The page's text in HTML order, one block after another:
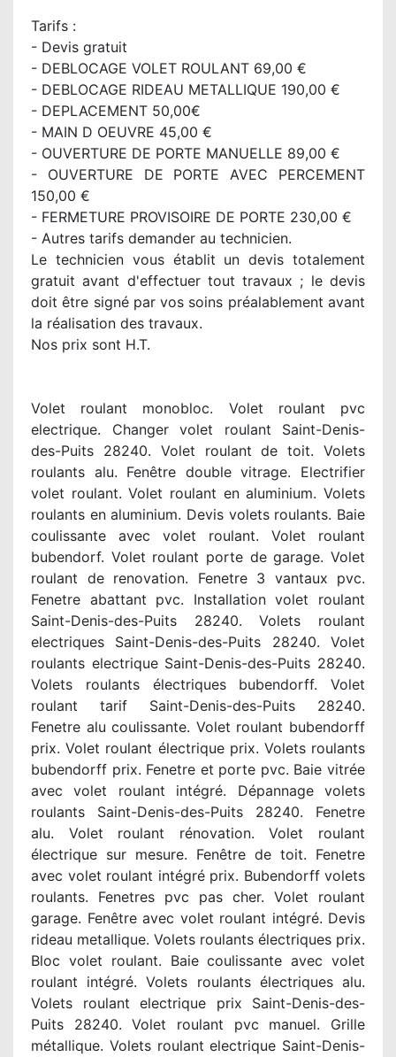
Tarifs :
- Devis gratuit
- DEBLOCAGE VOLET ROULANT 69,00 €
- DEBLOCAGE RIDEAU METALLIQUE 190,00 €
- DEPLACEMENT 50,00€
- MAIN D OEUVRE 45,00 €
- OUVERTURE DE PORTE MANUELLE 89,00 €
- OUVERTURE DE PORTE AVEC PERCEMENT
150,00 €
- FERMETURE PROVISOIRE DE PORTE 230,00 €
- Autres tarifs demander au technicien.
Le technicien vous établit un devis totalement
gratuit avant d'effectuer tout travaux ; le devis
doit être signé par vos soins préalablement avant
la réalisation des travaux.
Nos prix sont H.T.
Volet roulant monobloc. Volet roulant pvc
electrique. Changer volet roulant Saint-Denis-
des-Puits 28240. Volet roulant de toit. Volets
roulants alu. Fenêtre double vitrage. Electrifier
volet roulant. Volet roulant en aluminium. Volets
roulants en aluminium. Devis volets roulants. Baie
coulissante avec volet roulant. Volet roulant
bubendorf. Volet roulant porte de garage. Volet
roulant de renovation. Fenetre 3 vantaux pvc.
Fenetre abattant pvc. Installation volet roulant
Saint-Denis-des-Puits 28240. Volets roulant
electriques Saint-Denis-des-Puits 28240. Volet
roulants electrique Saint-Denis-des-Puits 28240.
Volets roulants électriques bubendorff. Volet
roulant tarif Saint-Denis-des-Puits 28240.
Fenetre alu coulissante. Volet roulant bubendorff
prix. Volet roulant électrique prix. Volets roulants
bubendorff prix. Fenetre et porte pvc. Baie vitrée
avec volet roulant intégré. Dépannage volets
roulants Saint-Denis-des-Puits 28240. Fenetre
alu. Volet roulant rénovation. Volet roulant
électrique sur mesure. Fenêtre de toit. Fenetre
avec volet roulant intégré prix. Bubendorff volets
roulants. Fenetres pvc pas cher. Volet roulant
garage. Fenêtre avec volet roulant intégré. Devis
rideau metallique. Volets roulants électriques prix.
Bloc volet roulant. Baie coulissante avec volet
roulant intégré. Volets roulants électriques alu.
Volets roulant electrique prix Saint-Denis-des-
Puits 28240. Volet roulant pvc manuel. Grille
métallique. Volets roulant electrique Saint-Denis-